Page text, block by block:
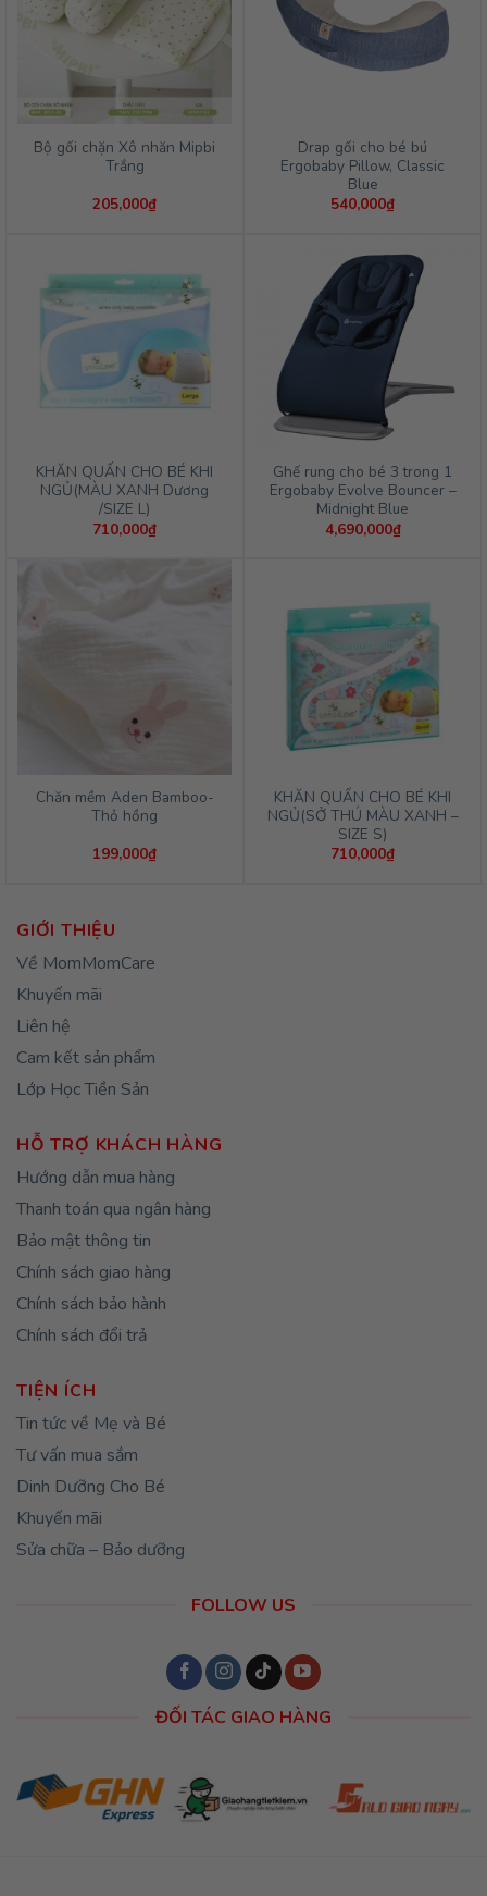
Bộ gối chặn Xô nhăn Mipbi
Trắng
205,000₫
Drap gối cho bé bú
Ergobaby Pillow, Classic
Blue
540,000₫
KHĂN QUẤN CHO BÉ KHI
NGỦ(MÀU XANH Dương
/SIZE L)
710,000₫
Ghế rung cho bé 3 trong 1
Ergobaby Evolve Bouncer –
Midnight Blue
4,690,000₫
Chăn mềm Aden Bamboo-
Thỏ hồng
199,000₫
KHĂN QUẤN CHO BÉ KHI
NGỦ(SỞ THÚ MÀU XANH –
SIZE S)
710,000₫
GIỚI THIỆU
Về MomMomCare
Khuyến mãi
Liên hệ
Cam kết sản phẩm
Lớp Học Tiền Sản
HỖ TRỢ KHÁCH HÀNG
Hướng dẫn mua hàng
Thanh toán qua ngân hàng
Bảo mật thông tin
Chính sách giao hàng
Chính sách bảo hành
Chính sách đổi trả
TIỆN ÍCH
Tin tức về Mẹ và Bé
Tư vấn mua sắm
Dinh Dưỡng Cho Bé
Khuyến mãi
Sửa chữa – Bảo dưỡng
FOLLOW US
ĐỐI TÁC GIAO HÀNG